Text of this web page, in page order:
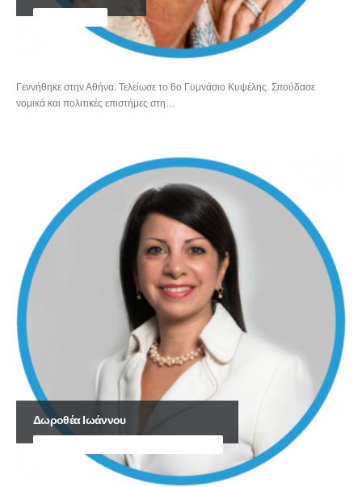
Γεννήθηκε στην Αθήνα. Τελείωσε το 6ο Γυμνάσιο Κυψέλης. Σπούδασε
νομικά και πολιτικές επιστήμες στη…
Δωροθέα Ιωάννου